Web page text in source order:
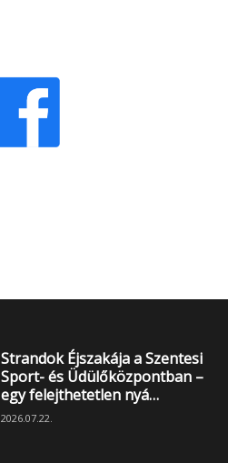
Strandok Éjszakája a Szentesi
Sport- és Üdülőközpontban –
egy felejthetetlen nyá…
2026.07.22.